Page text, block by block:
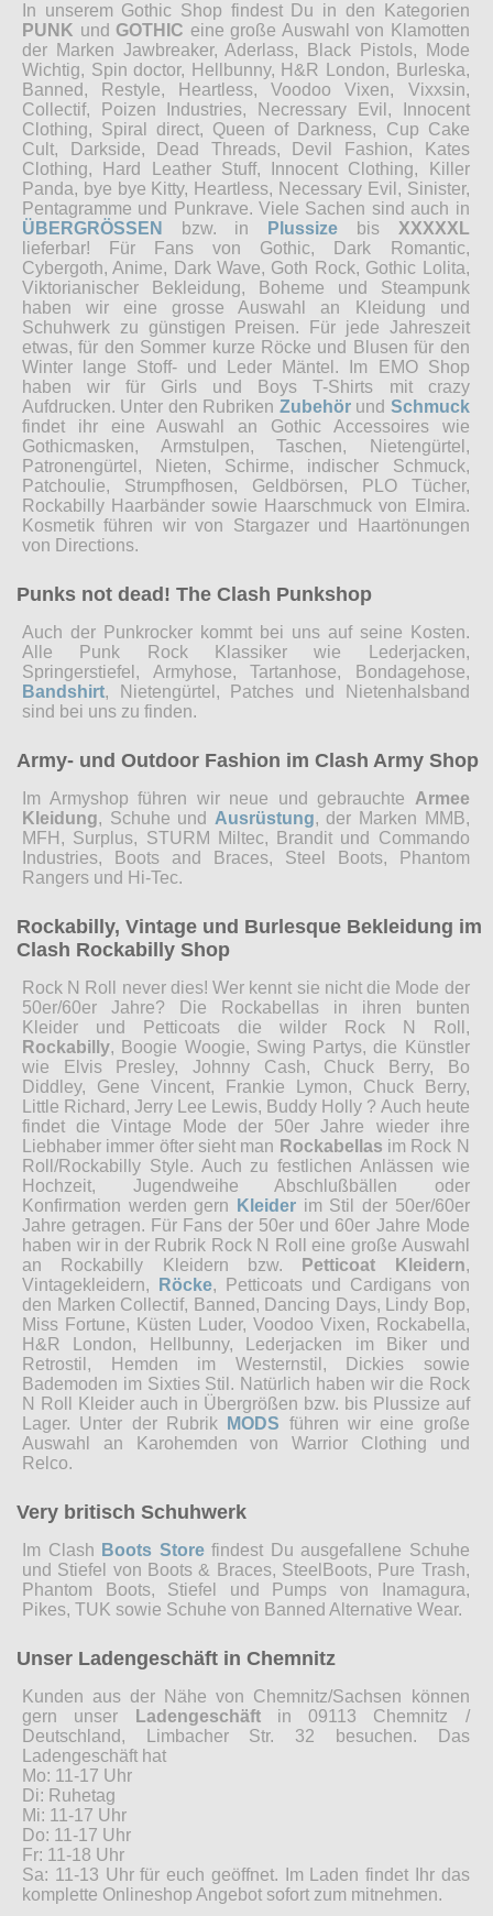
In unserem Gothic Shop findest Du in den Kategorien
PUNK und GOTHIC eine große Auswahl von Klamotten
der Marken Jawbreaker, Aderlass, Black Pistols, Mode
Wichtig, Spin doctor, Hellbunny, H&R London, Burleska,
Banned, Restyle, Heartless, Voodoo Vixen, Vixxsin,
Collectif, Poizen Industries, Necressary Evil, Innocent
Clothing, Spiral direct, Queen of Darkness, Cup Cake
Cult, Darkside, Dead Threads, Devil Fashion, Kates
Clothing, Hard Leather Stuff, Innocent Clothing, Killer
Panda, bye bye Kitty, Heartless, Necessary Evil, Sinister,
Pentagramme und Punkrave. Viele Sachen sind auch in
ÜBERGRÖSSEN
bzw. in Plussize bis XXXXXL
lieferbar! Für Fans von Gothic, Dark Romantic,
Cybergoth, Anime, Dark Wave, Goth Rock, Gothic Lolita,
Viktorianischer Bekleidung, Boheme und Steampunk
haben wir eine grosse Auswahl an Kleidung und
Schuhwerk zu günstigen Preisen. Für jede Jahreszeit
etwas, für den Sommer kurze Röcke und Blusen für den
Winter lange Stoff- und Leder Mäntel. Im EMO Shop
haben wir für Girls und Boys T-Shirts mit crazy
Aufdrucken. Unter den Rubriken Zubehörund Schmuck
findet ihr eine Auswahl an Gothic Accessoires wie
Gothicmasken, Armstulpen, Taschen, Nietengürtel,
Patronengürtel, Nieten, Schirme, indischer Schmuck,
Patchoulie, Strumpfhosen, Geldbörsen, PLO Tücher,
Rockabilly Haarbänder sowie Haarschmuck von Elmira.
Kosmetik führen wir von Stargazer und Haartönungen
von Directions.
Punks not dead! The Clash Punkshop
Auch der Punkrocker kommt bei uns auf seine Kosten.
Alle Punk Rock Klassiker wie Lederjacken,
Springerstiefel, Armyhose, Tartanhose, Bondagehose,
Bandshirt, Nietengürtel, Patches und Nietenhalsband
sind bei uns zu finden.
Army- und Outdoor Fashion im Clash Army Shop
Im Armyshop führen wir neue und gebrauchte Armee
Kleidung, Schuhe und Ausrüstung, der Marken MMB,
MFH, Surplus, STURM Miltec, Brandit und Commando
Industries, Boots and Braces, Steel Boots, Phantom
Rangers und Hi-Tec.
Rockabilly, Vintage und Burlesque Bekleidung im
Clash Rockabilly Shop
Rock N Roll never dies! Wer kennt sie nicht die Mode der
50er/60er Jahre? Die Rockabellas in ihren bunten
Kleider und Petticoats die wilder Rock N Roll,
Rockabilly, Boogie Woogie, Swing Partys, die Künstler
wie Elvis Presley, Johnny Cash, Chuck Berry, Bo
Diddley, Gene Vincent, Frankie Lymon, Chuck Berry,
Little Richard, Jerry Lee Lewis, Buddy Holly ? Auch heute
findet die Vintage Mode der 50er Jahre wieder ihre
Liebhaber immer öfter sieht man Rockabellas im Rock N
Roll/Rockabilly Style. Auch zu festlichen Anlässen wie
Hochzeit, Jugendweihe Abschlußbällen oder
Konfirmation werden gern
Kleiderim Stil der 50er/60er
Jahre getragen. Für Fans der 50er und 60er Jahre Mode
haben wir in der Rubrik Rock N Roll eine große Auswahl
an Rockabilly Kleidern bzw.
Petticoat Kleidern,
Vintagekleidern,
Röcke, Petticoats und Cardigans von
den Marken Collectif, Banned, Dancing Days, Lindy Bop,
Miss Fortune, Küsten Luder, Voodoo Vixen, Rockabella,
H&R London, Hellbunny, Lederjacken im Biker und
Retrostil, Hemden im Westernstil, Dickies sowie
Bademoden im Sixties Stil. Natürlich haben wir die Rock
N Roll Kleider auch in Übergrößen bzw. bis Plussize auf
Lager. Unter der Rubrik
MODS führen wir eine große
Auswahl an Karohemden von Warrior Clothing und
Relco.
Very britisch Schuhwerk
Im Clash Boots Storefindest Du ausgefallene Schuhe
und Stiefel von Boots & Braces, SteelBoots, Pure Trash,
Phantom Boots, Stiefel und Pumps von Inamagura,
Pikes, TUK sowie Schuhe von Banned Alternative Wear.
Unser Ladengeschäft in Chemnitz
Kunden aus der Nähe von Chemnitz/Sachsen können
gern unser
Ladengeschäftin 09113 Chemnitz /
Deutschland, Limbacher Str. 32 besuchen. Das
Ladengeschäft hat
Mo: 11-17 Uhr
Di: Ruhetag
Mi: 11-17 Uhr
Do: 11-17 Uhr
Fr: 11-18 Uhr
Sa: 11-13 Uhr für euch geöffnet. Im Laden findet Ihr das
komplette Onlineshop Angebot sofort zum mitnehmen.